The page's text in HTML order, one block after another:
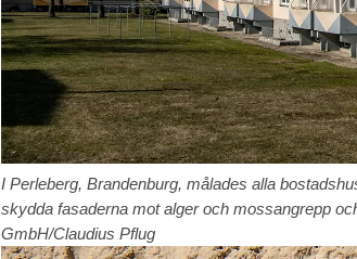
I Perleberg, Brandenburg, målades alla
skydda fasaderna mot alger och mossangrepp
GmbH/Claudius Pflug